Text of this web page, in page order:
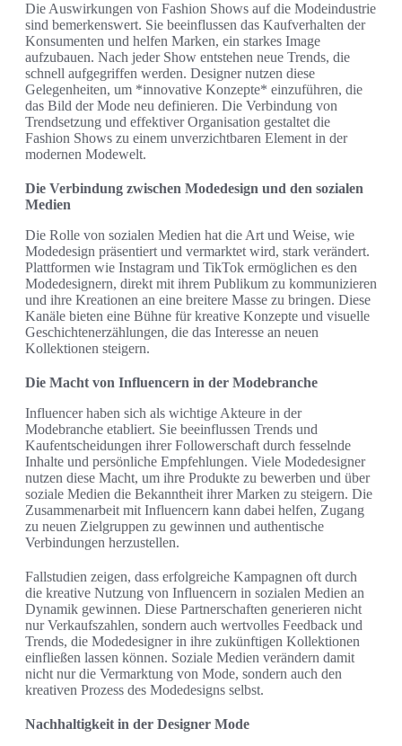
Die Auswirkungen von Fashion Shows auf die Modeindustrie
sind bemerkenswert. Sie beeinflussen das Kaufverhalten der
Konsumenten und helfen Marken, ein starkes Image
aufzubauen. Nach jeder Show entstehen neue Trends, die
schnell aufgegriffen werden. Designer nutzen diese
Gelegenheiten, um *innovative Konzepte* einzuführen, die
das Bild der Mode neu definieren. Die Verbindung von
Trendsetzung und effektiver Organisation gestaltet die
Fashion Shows zu einem unverzichtbaren Element in der
modernen Modewelt.
Die Verbindung zwischen Modedesign und den sozialen
Medien
Die Rolle von sozialen Medien hat die Art und Weise, wie
Modedesign präsentiert und vermarktet wird, stark verändert.
Plattformen wie Instagram und TikTok ermöglichen es den
Modedesignern, direkt mit ihrem Publikum zu kommunizieren
und ihre Kreationen an eine breitere Masse zu bringen. Diese
Kanäle bieten eine Bühne für kreative Konzepte und visuelle
Geschichtenerzählungen, die das Interesse an neuen
Kollektionen steigern.
Die Macht von Influencern in der Modebranche
Influencer haben sich als wichtige Akteure in der
Modebranche etabliert. Sie beeinflussen Trends und
Kaufentscheidungen ihrer Followerschaft durch fesselnde
Inhalte und persönliche Empfehlungen. Viele Modedesigner
nutzen diese Macht, um ihre Produkte zu bewerben und über
soziale Medien die Bekanntheit ihrer Marken zu steigern. Die
Zusammenarbeit mit Influencern kann dabei helfen, Zugang
zu neuen Zielgruppen zu gewinnen und authentische
Verbindungen herzustellen.
Fallstudien zeigen, dass erfolgreiche Kampagnen oft durch
die kreative Nutzung von Influencern in sozialen Medien an
Dynamik gewinnen. Diese Partnerschaften generieren nicht
nur Verkaufszahlen, sondern auch wertvolles Feedback und
Trends, die Modedesigner in ihre zukünftigen Kollektionen
einfließen lassen können. Soziale Medien verändern damit
nicht nur die Vermarktung von Mode, sondern auch den
kreativen Prozess des Modedesigns selbst.
Nachhaltigkeit in der Designer Mode